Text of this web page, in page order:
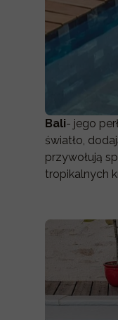
Bali- jego
światło,
przywołują
tropikalnych